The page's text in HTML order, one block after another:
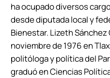
ha ocupado diversos
desde diputada local y
Bienestar. Lizeth Sánchez
noviembre de 1976 en
politóloga y política del
graduó en Ciencias